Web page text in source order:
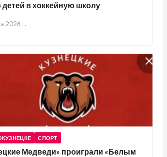
в хоккейную школу
2026 г.
СПОРТ
Медведи» проиграли «Белым